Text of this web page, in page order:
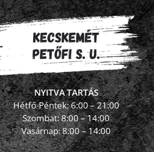
NYITVA TARTÁS
Hétfő-Péntek: 6:00 – 21:00
Szombat: 8:00 – 14:00
Vasárnap: 8:00 – 14:00